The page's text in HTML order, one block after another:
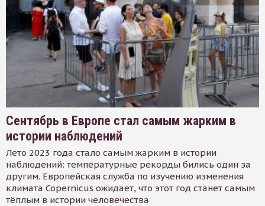
Сентябрь в Европе стал самым жарким в
истории наблюдений
Лето 2023 года стало самым жарким в истории
наблюдений: температурные рекорды бились один за
другим. Европейская служба по изучению изменения
климата Copernicus ожидает, что этот год станет самым
тёплым в истории человечества